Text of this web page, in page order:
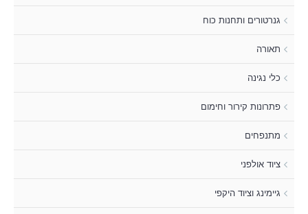
גנרטורים ותחנות כוח
תאורה
כלי נגינה
פתרונות קירור וחימום
מתנפחים
ציוד אולפני
גיימינג וציוד היקפי